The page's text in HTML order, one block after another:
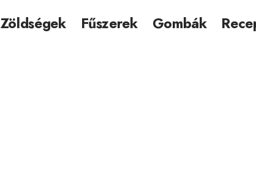
Zöldségek Fűszerek Gombák